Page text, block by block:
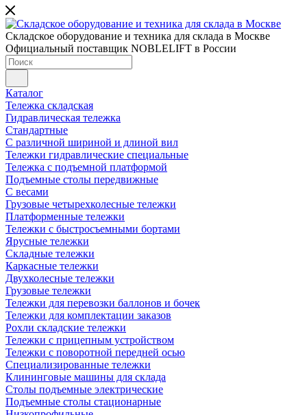
Складское оборудование и техника для склада в Москве
Официальный поставщик NOBLELIFT в России
Каталог
Тележка складская
Гидравлическая тележка
Стандартные
С различной шириной и длиной вил
Тележки гидравлические специальные
Тележка с подъемной платформой
Подъемные столы передвижные
С весами
Грузовые четырехколесные тележки
Платформенные тележки
Тележки с быстросъемными бортами
Ярусные тележки
Складные тележки
Каркасные тележки
Двухколесные тележки
Грузовые тележки
Тележки для перевозки баллонов и бочек
Тележки для комплектации заказов
Рохли складские тележки
Тележки с прицепным устройством
Тележки с поворотной передней осью
Специализированные тележки
Клининговые машины для склада
Столы подъемные электрические
Подъемные столы стационарные